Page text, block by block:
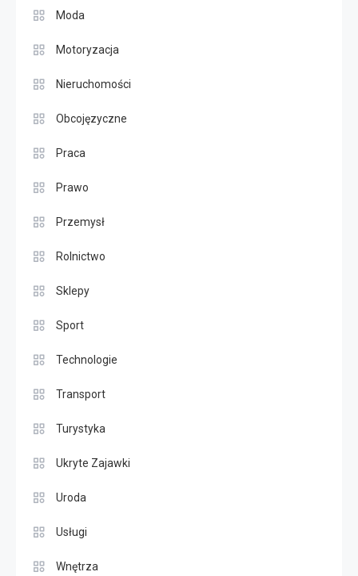
Moda
Motoryzacja
Nieruchomości
Obcojęzyczne
Praca
Prawo
Przemysł
Rolnictwo
Sklepy
Sport
Technologie
Transport
Turystyka
Ukryte Zajawki
Uroda
Usługi
Wnętrza